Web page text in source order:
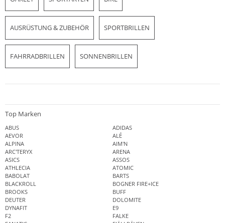
AUSRÜSTUNG & ZUBEHÖR SPORTBRILLEN
FAHRRADBRILLEN SONNENBRILLEN
Top Marken
ABUS
ADIDAS
AEVOR
ALÉ
ALPINA
AIM'N
ARC'TERYX
ARENA
ASICS
ASSOS
ATHLECIA
ATOMIC
BABOLAT
BARTS
BLACKROLL
BOGNER FIRE+ICE
BROOKS
BUFF
DEUTER
DOLOMITE
DYNAFIT
E9
F2
FALKE